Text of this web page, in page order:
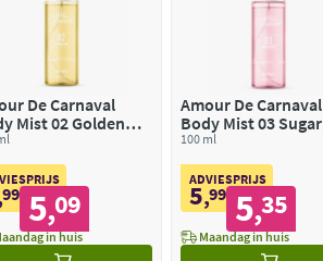
De Carnaval
Mist 02 Golden
99 5,09
in huis
Amour De Carnaval
Body Mist 03 Sugar
Berry
100 ml
ADVIESPRIJS
5,99 5,35
Maandag in huis